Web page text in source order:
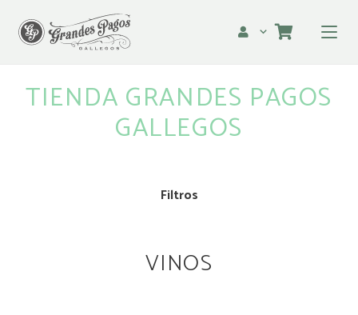
TIENDA GRANDES PAGOS
GALLEGOS
Filtros
VINOS